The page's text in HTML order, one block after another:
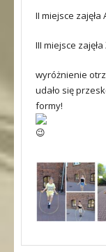
II miejsce
III miejsce
wyróżnienie
udało się
formy!